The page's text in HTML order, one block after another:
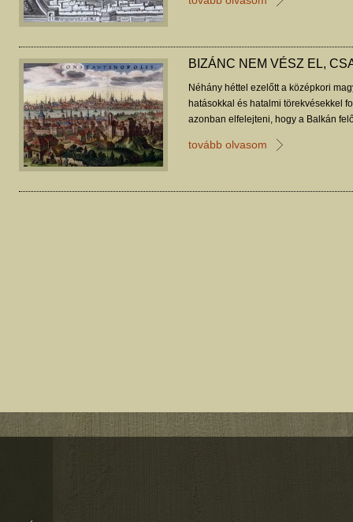
BIZÁNC NEM VÉSZ EL,
Néhány héttel ezelőtt a középkori
hatásokkal és hatalmi törekvésekkel
azonban elfelejteni, hogy a Balkán
tovább olvasom